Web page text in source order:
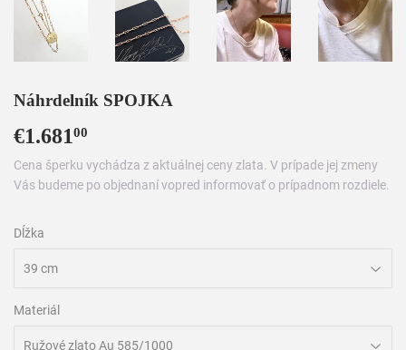
Náhrdelník SPOJKA
€1.68100
Cena šperku vychádza z aktuálnej ceny zlata. V prípade jej zmeny
Vás budeme po objednaní vopred informovať o prípadnom rozdiele.
Dĺžka
Materiál